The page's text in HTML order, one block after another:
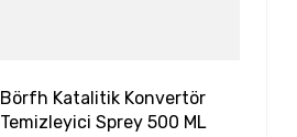
Börfh Katalitik Konvertör
Temizleyici Sprey 500 ML